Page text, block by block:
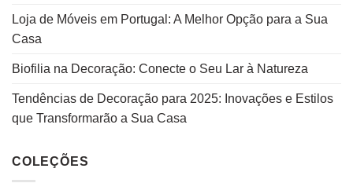
Loja de Móveis em Portugal: A Melhor Opção para a Sua
Casa
Biofilia na Decoração: Conecte o Seu Lar à Natureza
Tendências de Decoração para 2025: Inovações e Estilos
que Transformarão a Sua Casa
COLEÇÕES